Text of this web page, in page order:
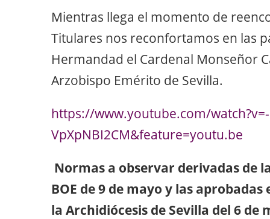
Mientras llega el momento de
Titulares nos reconfortamos en las
Hermandad el Cardenal Monseñor
Arzobispo Emérito de Sevilla.
https://www.youtube.com/watch?v=-
VpXpNBI2CM&feature=youtu.be
Normas a observar derivadas de
BOE de 9 de mayo y las aprobadas
la Archidiócesis de Sevilla del 6 de